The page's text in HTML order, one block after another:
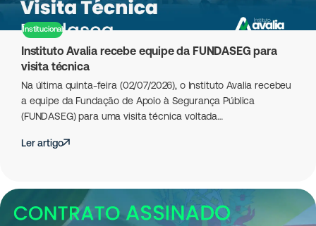
Institucional
Instituto Avalia recebe equipe da FUNDASEG para
visita técnica
Na última quinta-feira (02/07/2026), o Instituto Avalia recebeu
a equipe da Fundação de Apoio à Segurança Pública
(FUNDASEG) para uma visita técnica voltada…
Ler artigo